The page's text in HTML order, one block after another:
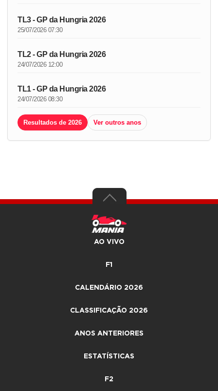
TL3 - GP da Hungria 2026
25/07/2026 07:30
TL2 - GP da Hungria 2026
24/07/2026 12:00
TL1 - GP da Hungria 2026
24/07/2026 08:30
Resultados de 2026 Ver outros anos
AO VIVO
F1
CALENDÁRIO 2026
CLASSIFICAÇÃO 2026
ANOS ANTERIORES
ESTATÍSTICAS
F2